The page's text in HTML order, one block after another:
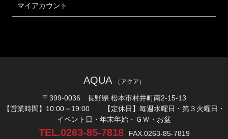
マイアカウント
AQUA （アクア）
〒399-0036 長野県 松本市村井町南2-15-13
【営業時間】10:00～19:00 【定休日】毎週水曜日・第３火曜日・
イベント日・年末年始・ＧＷ・お盆
TEL.0263-85-7818 FAX.0263-85-7819